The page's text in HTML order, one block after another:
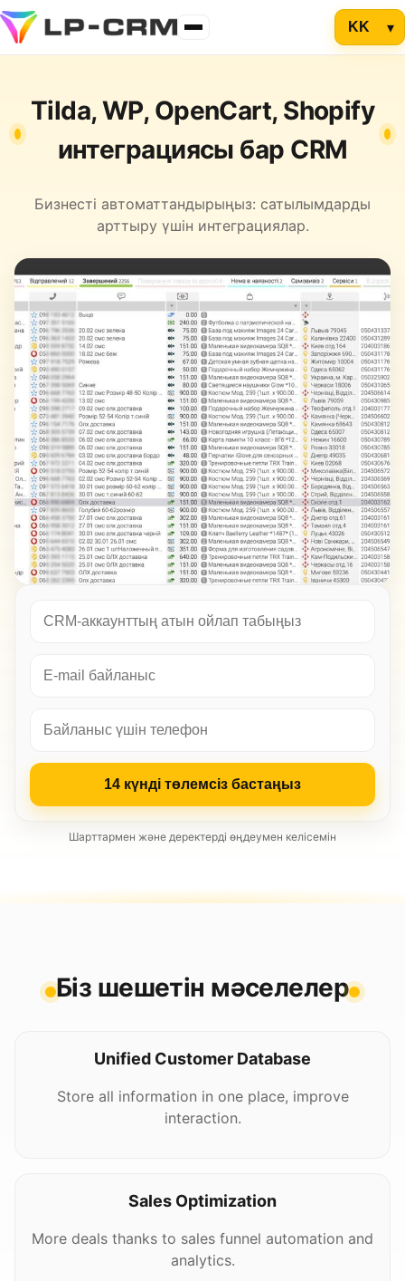
Tilda, WP, OpenCart, Shopify
интеграциясы бар CRM
Бизнесті автоматтандырыңыз: сатылымдарды
арттыру үшін интеграциялар.
14 күнді төлемсіз бастаңыз
Шарттармен және деректерді өңдеумен келісемін
Біз шешетін мәселелер
Unified Customer Database
Store all information in one place, improve
interaction.
Sales Optimization
More deals thanks to sales funnel automation and
analytics.